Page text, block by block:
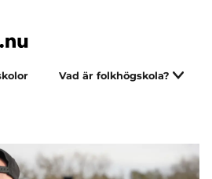
Vad är folkhögskola?